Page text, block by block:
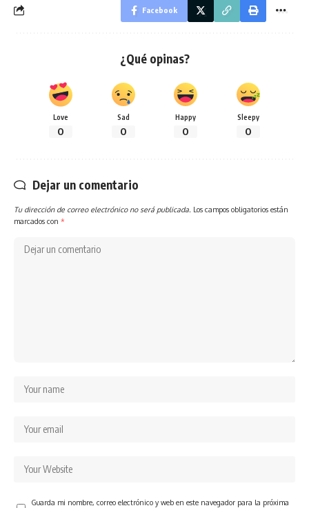
Facebook
¿Qué opinas?
Love
0
Sad
0
Happy
0
Sleepy
0
Dejar un comentario
Tu dirección de correo electrónico no será publicada. Los campos obligatorios están
marcados con *
Guarda mi nombre, correo electrónico y web en este navegador para la próxima